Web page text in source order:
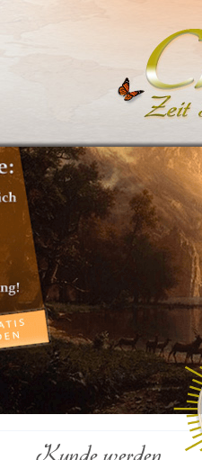
Kunde werden